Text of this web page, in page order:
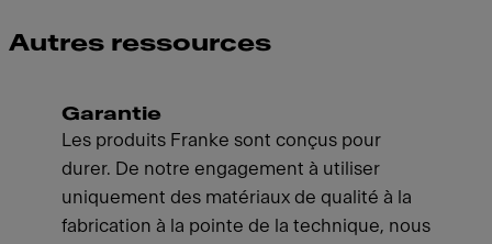
Autres ressources
Garantie
Les produits Franke sont conçus pour
durer. De notre engagement à utiliser
uniquement des matériaux de qualité à la
fabrication à la pointe de la technique, nous